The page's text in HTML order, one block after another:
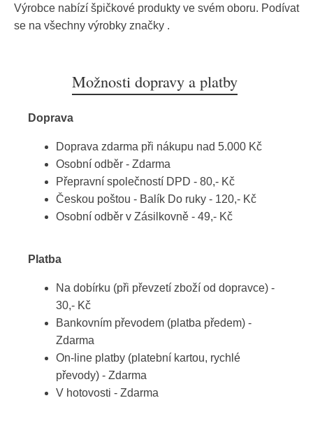
Výrobce nabízí špičkové produkty ve svém oboru. Podívat
se na všechny výrobky značky .
Možnosti dopravy a platby
Doprava
Doprava zdarma při nákupu nad 5.000 Kč
Osobní odběr - Zdarma
Přepravní společností DPD - 80,- Kč
Českou poštou - Balík Do ruky - 120,- Kč
Osobní odběr v Zásilkovně - 49,- Kč
Platba
Na dobírku (při převzetí zboží od dopravce) -
30,- Kč
Bankovním převodem (platba předem) -
Zdarma
On-line platby (platební kartou, rychlé
převody) - Zdarma
V hotovosti - Zdarma